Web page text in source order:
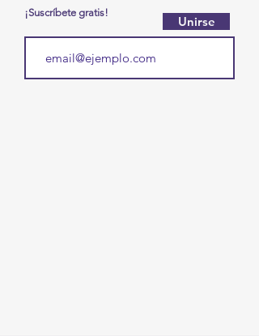
¡Suscríbete gratis!
Unirse